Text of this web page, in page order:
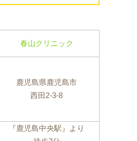
春山クリニック
鹿児島県鹿児島市
西田2-3-8
『鹿児島中央駅』より